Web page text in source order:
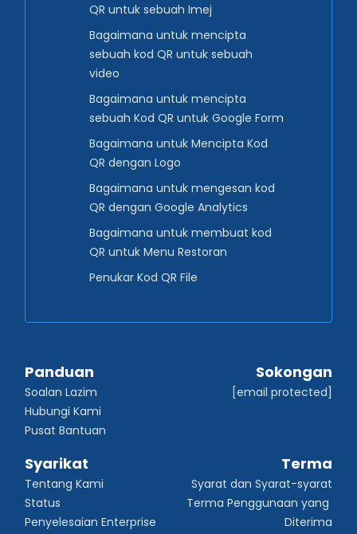
QR untuk sebuah Imej
Bagaimana untuk mencipta
sebuah kod QR untuk sebuah
video
Bagaimana untuk mencipta
sebuah Kod QR untuk Google Form
Bagaimana untuk Mencipta Kod
QR dengan Logo
Bagaimana untuk mengesan kod
QR dengan Google Analytics
Bagaimana untuk membuat kod
QR untuk Menu Restoran
Penukar Kod QR File
Panduan
Soalan Lazim
Hubungi Kami
Pusat Bantuan
Sokongan
[email protected]
Syarikat
Tentang Kami
Status
Penyelesaian Enterprise
Terma
Syarat dan Syarat-syarat
Terma Penggunaan yang
Diterima